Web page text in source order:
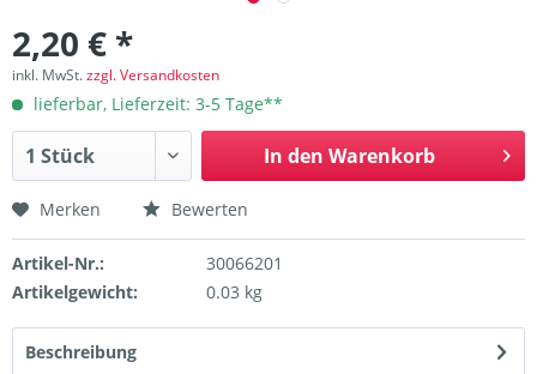
2,20 € *
inkl. MwSt.zzgl. Versandkosten
lieferbar, Lieferzeit: 3-5 Tage**
In den Warenkorb
Merken Bewerten
Artikel-Nr.:
30066201
Artikelgewicht:
0.03 kg
Beschreibung